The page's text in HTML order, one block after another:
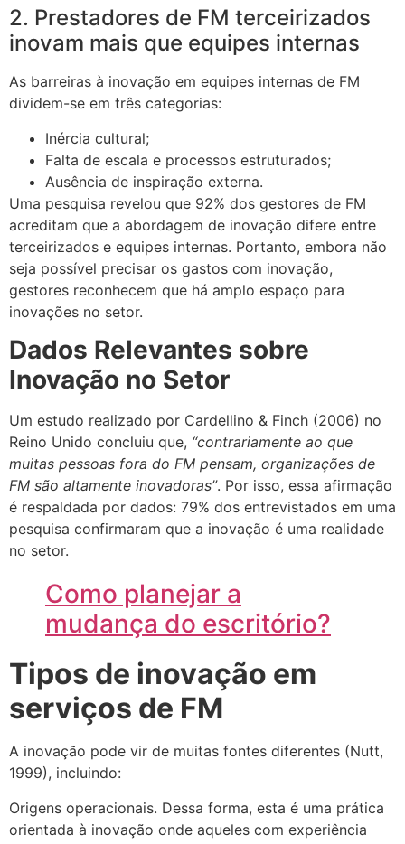
2. Prestadores de FM terceirizados
inovam mais que equipes internas
As barreiras à inovação em equipes internas de FM
dividem-se em três categorias:
Inércia cultural;
Falta de escala e processos estruturados;
Ausência de inspiração externa.
Uma pesquisa revelou que 92% dos gestores de FM
acreditam que a abordagem de inovação difere entre
terceirizados e equipes internas. Portanto, embora não
seja possível precisar os gastos com inovação,
gestores reconhecem que há amplo espaço para
inovações no setor.
Dados Relevantes sobre
Inovação no Setor
Um estudo realizado por Cardellino & Finch (2006) no
Reino Unido concluiu que, “contrariamente ao que
muitas pessoas fora do FM pensam, organizações de
FM são altamente inovadoras”. Por isso, essa afirmação
é respaldada por dados: 79% dos entrevistados em uma
pesquisa confirmaram que a inovação é uma realidade
no setor.
Como planejar a
mudança do escritório?
Tipos de inovação em
serviços de FM
A inovação pode vir de muitas fontes diferentes (Nutt,
1999), incluindo:
Origens operacionais. Dessa forma, esta é uma prática
orientada à inovação onde aqueles com experiência